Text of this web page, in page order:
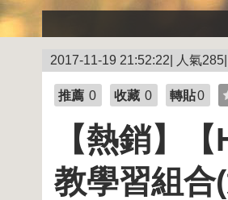
2017-11-19 21:52:22| 人氣285|
推薦 0 收藏 0 轉貼0
【熱銷】
教學習組合